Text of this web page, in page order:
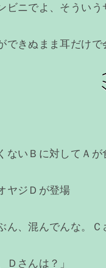
ビニでよ、そうい
できぬまま耳だけで
ないＢに対してＡが
ヤジＤが登場
ん、混んでんな。Ｃ
Ｄさんは？」